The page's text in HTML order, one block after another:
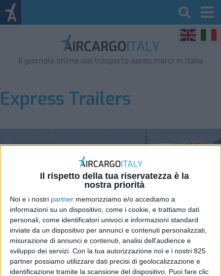
Il rispetto della tua riservatezza è la
nostra priorità
Noi e i nostri partner memorizziamo e/o accediamo a
informazioni su un dispositivo, come i cookie, e trattiamo dati
personali, come identificatori univoci e informazioni standard
inviate da un dispositivo per annunci e contenuti personalizzati,
misurazione di annunci e contenuti, analisi dell'audience e
sviluppo dei servizi. Con la tua autorizzazione noi e i nostri 825
partner possiamo utilizzare dati precisi di geolocalizzazione e
identificazione tramite la scansione del dispositivo. Puoi fare clic
Il giornale online del trasporto aereo merci in Italia
Express Trailers